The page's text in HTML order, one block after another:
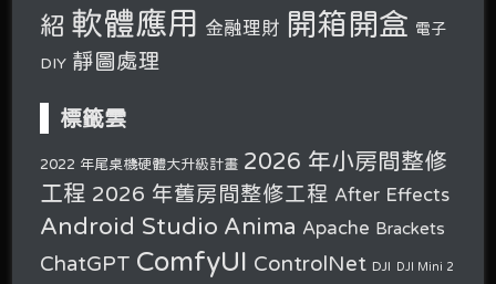
紹 軟體應用 金融理財 開箱開盒 電子
DIY 靜圖處理
標籤雲
2022 年尾桌機硬體大升級計畫 2026 年小房間整修
工程 2026 年舊房間整修工程 After Effects
Android Studio Anima Apache Brackets
ChatGPT ComfyUI ControlNet DJI DJI Mini 2